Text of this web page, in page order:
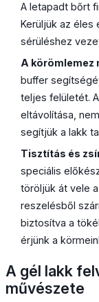
A letapadt bőrt
Kerüljük az
sérüléshez
A körömlemez
buffer
teljes felületét.
eltávolítása,
segítjük a lakk
Tisztítás és
speciális
töröljük át vele
reszelésből
biztosítva a
érjünk a
A gél lakk
művészete